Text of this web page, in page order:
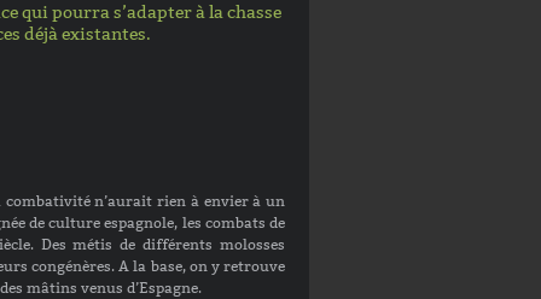
qui pourra s’adapter à la chasse
déjà existantes.
n’aurait rien à envier à un
de culture espagnole, les combats de
Des métis de différents molosses
congénères. A la base, on y retrouve
mâtins venus d’Espagne.